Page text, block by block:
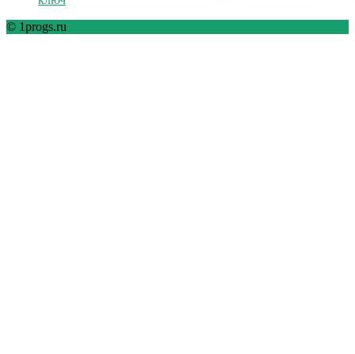
© 1progs.ru